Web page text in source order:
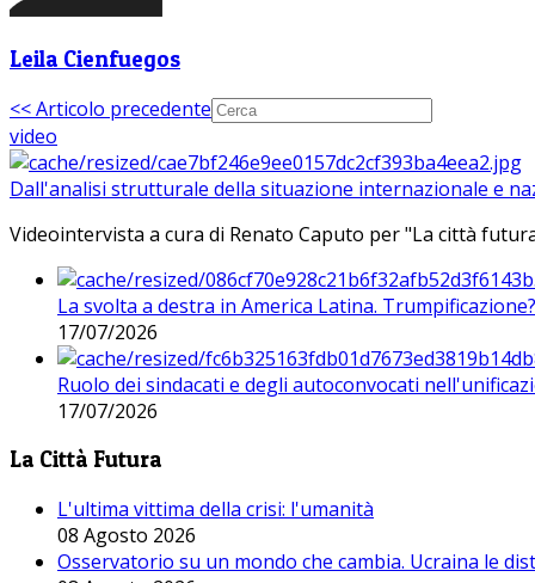
Leila Cienfuegos
<< Articolo precedente
video
Dall'analisi strutturale della situazione internazionale e
Videointervista a cura di Renato Caputo per "La città
La svolta a destra in America Latina. Trumpificazione?
17/07/2026
Ruolo dei sindacati e degli autoconvocati
17/07/2026
La Città Futura
L'ultima vittima della crisi: l'umanità
08 Agosto 2026
Osservatorio su un mondo che cambia. Ucraina le